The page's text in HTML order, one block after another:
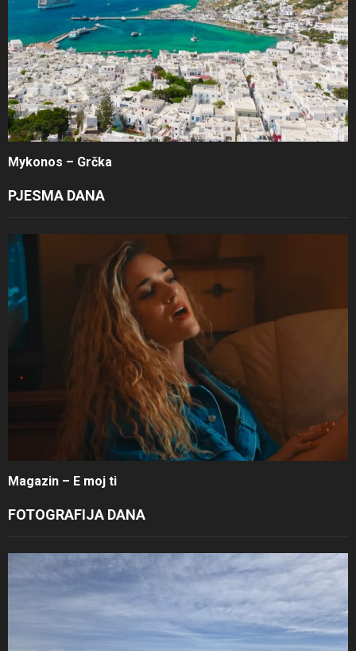
Mykonos – Grčka
PJESMA DANA
Magazin – E moj ti
FOTOGRAFIJA DANA